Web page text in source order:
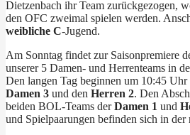
Dietzenbach ihr Team zurückgezogen,
den OFC zweimal spielen werden.
weibliche C-Jugend.
Am Sonntag findet zur Saisonpremiere
unserer 5 Damen- und Herrenteams in
Den langen Tag beginnen um 10:45 Uhr
Damen 3 und den Herren 2. Den
beiden BOL-Teams derDamen 1 und
und Spielpaarungen befinden sich in der